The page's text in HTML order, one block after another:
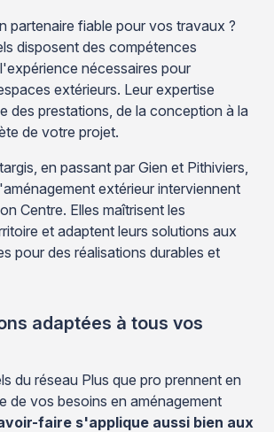
partenaire fiable pour vos travaux ?
disposent des compétences
nécessaires pour
extérieurs. Leur expertise
des prestations, de la conception à la
de votre projet.
en passant par Gien et Pithiviers,
extérieur interviennent
Centre. Elles maîtrisent les
et adaptent leurs solutions aux
pour des réalisations durables et
adaptées à tous vos
du réseau Plus que pro prennent en
de vos besoins en aménagement
faire s'applique aussi bien aux